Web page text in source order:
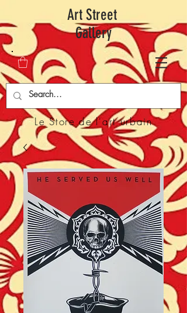
Art Street
Gallery
Le Store de l'art urbain